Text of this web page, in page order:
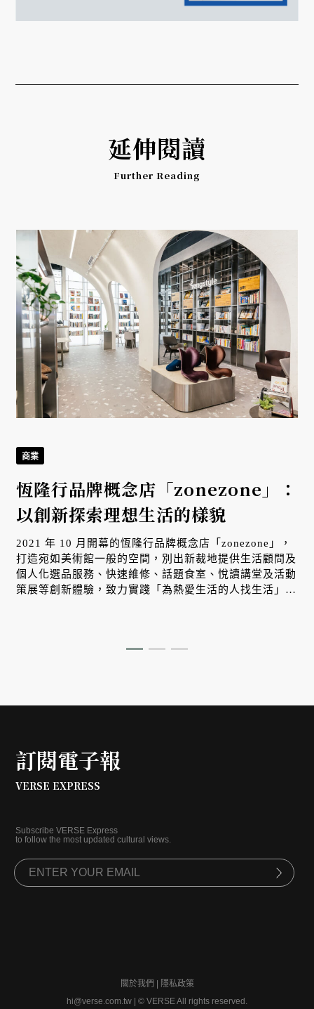
延伸閱讀
Further Reading
商業
恆隆行品牌概念店「zonezone」：
以創新探索理想生活的樣貌
2021 年 10 月開幕的恆隆行品牌概念店「zonezone」，
打造宛如美術館一般的空間，別出新裁地提供生活顧問及
個人化選品服務、快速維修、話題⻝室、悅讀講堂及活動
策展等創新體驗，致力實踐「為熱愛生活的人找生活」的
訂閱電子報
VERSE EXPRESS
Subscribe VERSE Express
to follow the most updated cultural views.
關於我們 | 隱私政策
hi@verse.com.tw | © VERSE All rights reserved.